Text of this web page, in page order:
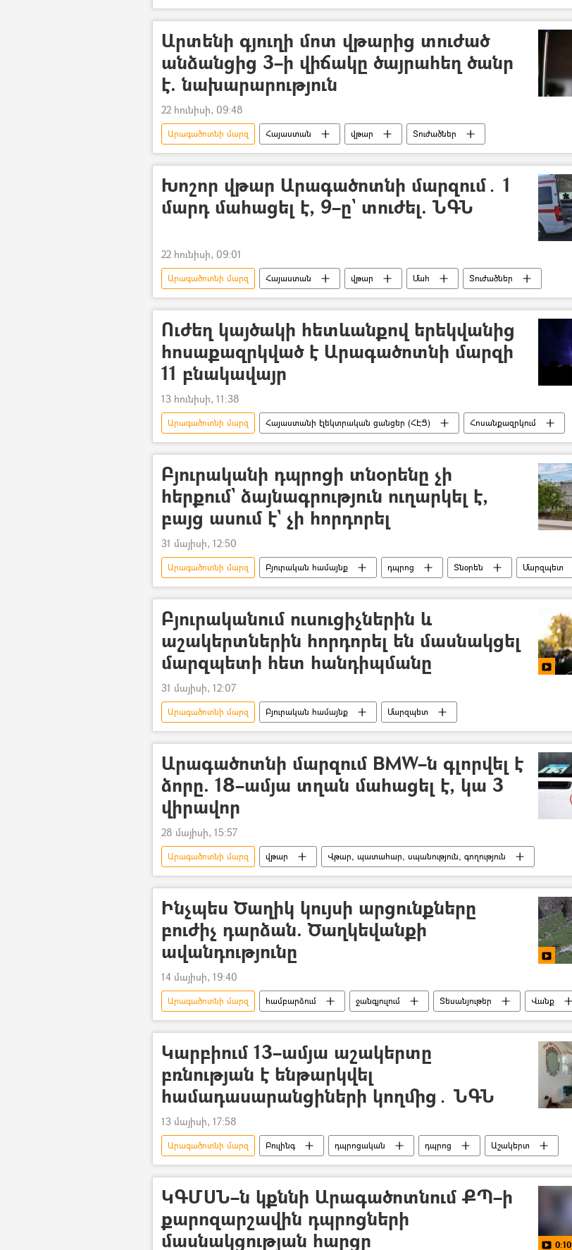
Արտենի գյուղի մոտ վթարից տուժած
անձանցից 3–ի վիճակը ծայրահեղ ծանր
է. նախարարություն
22 հունիսի, 09:48
Արագածոտնի մարզ Հայաստան վթար
Տուժածներ
ՀՀ առողջապահության նախարարություն
Խոշոր վթար Արագածոտնի մարզում․ 1
մարդ մահացել է, 9–ը` տուժել. ՆԳՆ
22 հունիսի, 09:01
Արագածոտնի մարզ Հայաստան վթար Մահ Տուժածներ
Ուժեղ կայծակի հետևանքով երեկվանից
հոսաքազրկված է Արագածոտնի մարզի
11 բնակավայր
13 հունիսի, 11:38
Արագածոտնի մարզ Հայաստանի էլեկտրական ցանցեր (ՀԷՑ)
Հոսանքազրկում
կայծակ
Գյուղ
Բյուրականի դպրոցի տնօրենը չի
հերքում` ձայնագրություն ուղարկել է,
բայց ասում է` չի հորդորել
31 մայիսի, 12:50
Արագածոտնի մարզ Բյուրական համայնք դպրոց Տնօրեն Մարզպետ
Բյուրականում ուսուցիչներին և
աշակերտներին հորդորել են մասնակցել
մարզպետի հետ հանդիպմանը
31 մայիսի, 12:07
Արագածոտնի մարզ Բյուրական համայնք
Մարզպետ
«Քաղաքացիական պայմանագիր» խմբակցություն
Արագածոտնի մարզում BMW–ն գլորվել է
ձորը. 18–ամյա տղան մահացել է, կա 3
վիրավոր
28 մայիսի, 15:57
Արագածոտնի մարզ վթար
Վթար, պատահար, սպանություն, գողություն
շտապօգնություն
Զոհ աշտարակ
Ինչպես Ծաղիկ կույսի արցունքները
բուժիչ դարձան. Ծաղկեվանքի
ավանդությունը
14 մայիսի, 19:40
Արագածոտնի մարզ համբարձում ջանգյուլում Տեսանյութեր Վանք
Կարբիում 13–ամյա աշակերտը
բռնության է ենթարկվել
համադասարանցիների կողմից․ ՆԳՆ
13 մայիսի, 17:58
Արագածոտնի մարզ Բուլինգ դպրոցական դպրոց
Աշակերտ
Ներքին գործերի նախարարություն (ՆԳՆ)
ՀՀ Ոստիկանություն
ԿԳՄՍՆ–ն կքննի Արագածոտնում ՔՊ–ի
քարոզարշավին դպրոցների
մասնակցության հարցը
0:10